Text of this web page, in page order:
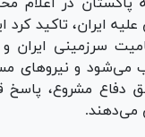
ایران، تاکید کرد
سرزمینی
می‌شود و نیرو‌های
دفاع مشروع، پاسخ
می‌دهند.